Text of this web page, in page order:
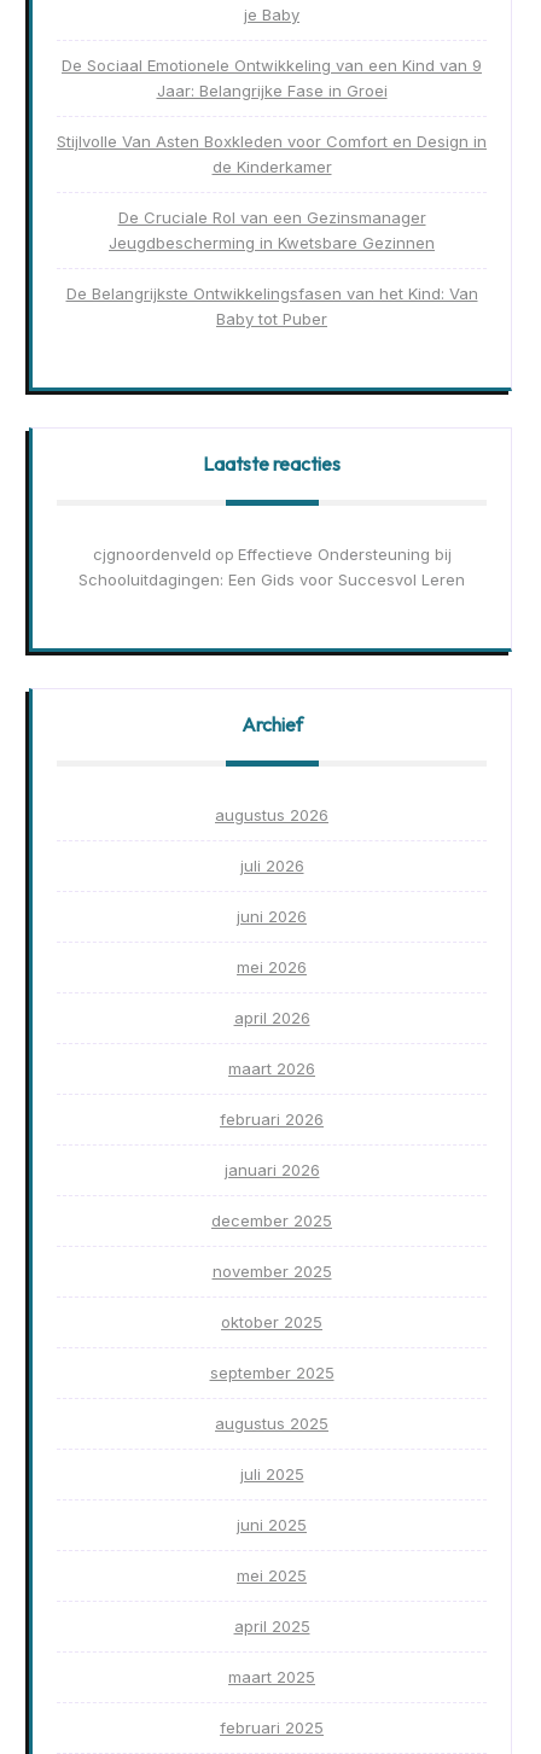
je Baby
De Sociaal Emotionele Ontwikkeling van een Kind van 9
Jaar: Belangrijke Fase in Groei
Stijlvolle Van Asten Boxkleden voor Comfort en Design in
de Kinderkamer
De Cruciale Rol van een Gezinsmanager
Jeugdbescherming in Kwetsbare Gezinnen
De Belangrijkste Ontwikkelingsfasen van het Kind: Van
Baby tot Puber
Laatste reacties
cjgnoordenveld op Effectieve Ondersteuning bij
Schooluitdagingen: Een Gids voor Succesvol Leren
Archief
augustus 2026
juli 2026
juni 2026
mei 2026
april 2026
maart 2026
februari 2026
januari 2026
december 2025
november 2025
oktober 2025
september 2025
augustus 2025
juli 2025
juni 2025
mei 2025
april 2025
maart 2025
februari 2025